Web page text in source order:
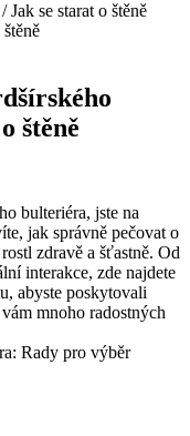
/ Jak se starat o štěně
štěně
bulteriéra, jste na
jak správně pečovat o
zdravě a šťastně. Od
interakce, zde najdete
abyste poskytovali
mnoho radostných